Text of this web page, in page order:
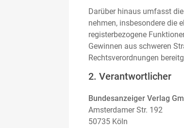
Darüber hinaus umfasst
nehmen, insbesondere die
registerbezogene
Gewinnen aus schweren
Rechtsverordnungen
2. Verantwortlicher
Bundesanzeiger Verlag
Amsterdamer Str. 192
50735 Köln